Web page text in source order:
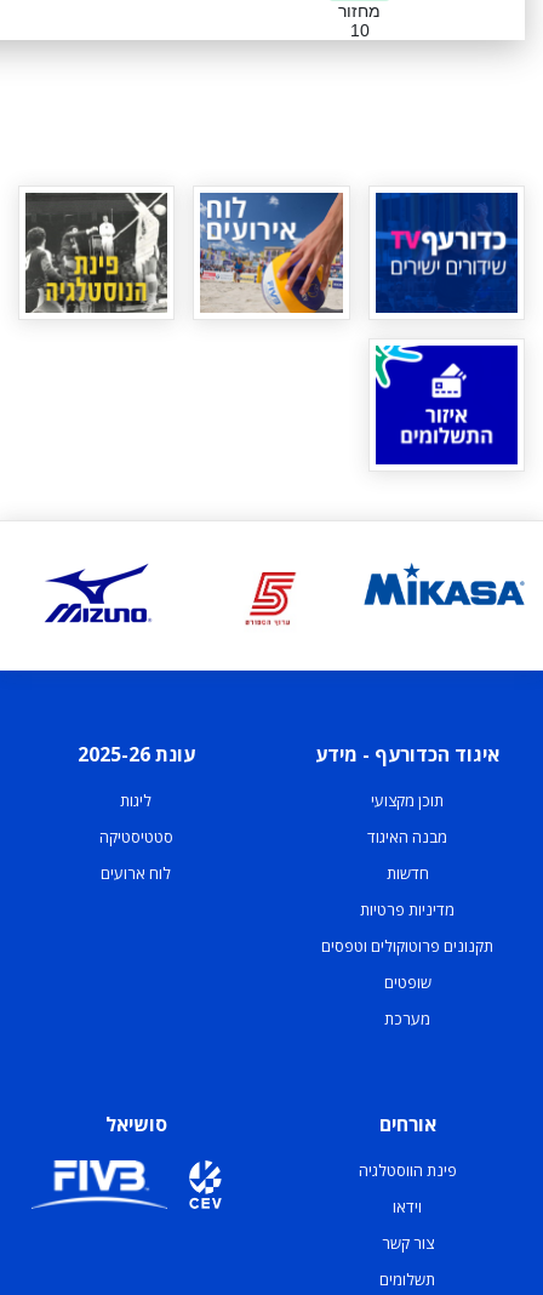
מחזור
10
איגוד הכדורעף - מידע
תוכן מקצועי
מבנה האיגוד
חדשות
מדיניות פרטיות
תקנונים פרוטוקולים וטפסים
שופטים
מערכת
עונת 2025-26
ליגות
סטטיסטיקה
לוח ארועים
אורחים
פינת הווסטלגיה
וידאו
צור קשר
תשלומים
סושיאל